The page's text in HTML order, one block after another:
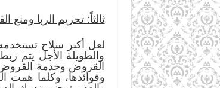
ثالثاً: تحريم الربا ومنع
لعل أكبر سلاح
والطويلة الأجل يتم
القروض وخدمة
وفوائدها، وكلما همت